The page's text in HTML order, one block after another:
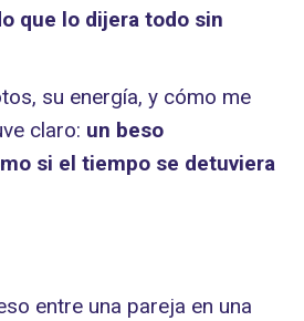
que lo dijera todo sin
su energía, y cómo me
claro: un beso
si el tiempo se detuviera